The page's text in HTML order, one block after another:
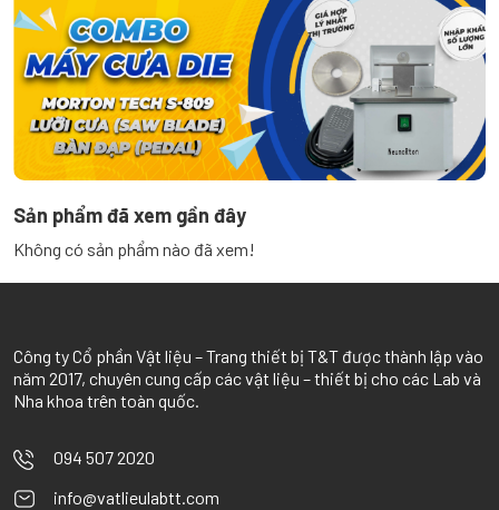
Sản phẩm đã xem gần đây
Không có sản phẩm nào đã xem!
Công ty Cổ phần Vật liệu – Trang thiết bị T&T được thành lập vào
năm 2017, chuyên cung cấp các vật liệu – thiết bị cho các Lab và
Nha khoa trên toàn quốc.
094 507 2020
info@vatlieulabtt.com